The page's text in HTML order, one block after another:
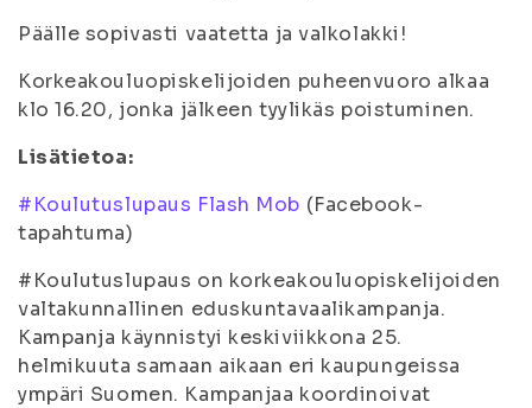
Päälle sopivasti vaatetta ja valkolakki!
Korkeakouluopiskelijoiden puheenvuoro alkaa
klo 16.20, jonka jälkeen tyylikäs poistuminen.
Lisätietoa:
#Koulutuslupaus Flash Mob (Facebook-
tapahtuma)
#Koulutuslupaus on korkeakouluopiskelijoiden
valtakunnallinen eduskuntavaalikampanja.
Kampanja käynnistyi keskiviikkona 25.
helmikuuta samaan aikaan eri kaupungeissa
ympäri Suomen. Kampanjaa koordinoivat